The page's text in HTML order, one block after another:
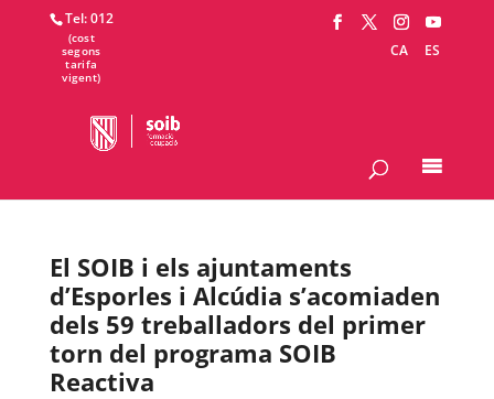
Tel: 012
CA
ES
El SOIB i els ajuntaments
d’Esporles i Alcúdia s’acomiaden
dels 59 treballadors del primer
torn del programa SOIB
Reactiva